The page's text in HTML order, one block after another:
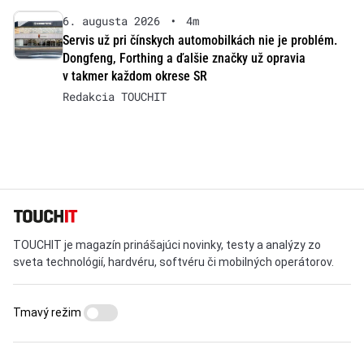
6. augusta 2026 •
4m
Servis už pri čínskych automobilkách nie je problém.
Dongfeng, Forthing a ďalšie značky už opravia
v takmer každom okrese SR
Redakcia TOUCHIT
TOUCHIT je magazín prinášajúci novinky, testy a analýzy zo
sveta technológií, hardvéru, softvéru či mobilných operátorov.
Tmavý režim